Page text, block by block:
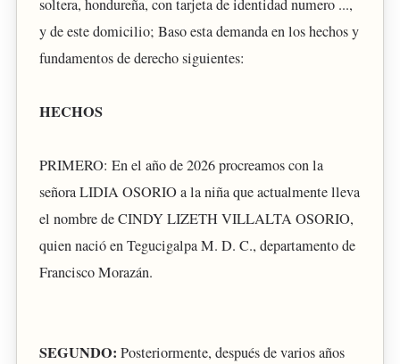
soltera, hondureña, con tarjeta de identidad numero ...,
y de este domicilio; Baso esta demanda en los hechos y
fundamentos de derecho siguientes:
HECHOS
PRIMERO: En el año de 2026 procreamos con la
señora LIDIA OSORIO a la niña que actualmente lleva
el nombre de CINDY LIZETH VILLALTA OSORIO,
quien nació en Tegucigalpa M. D. C., departamento de
Francisco Morazán.
SEGUNDO: Posteriormente, después de varios años